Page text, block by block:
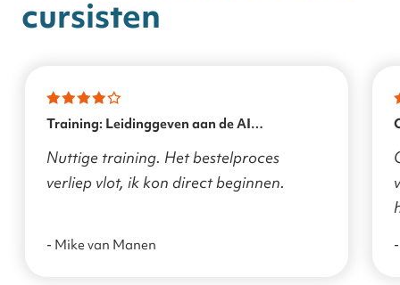
cursisten
Training: Leidinggeven aan de AI
Nuttige training. Het bestelproces
verliep vlot, ik kon direct beginnen.
- Mike van Manen